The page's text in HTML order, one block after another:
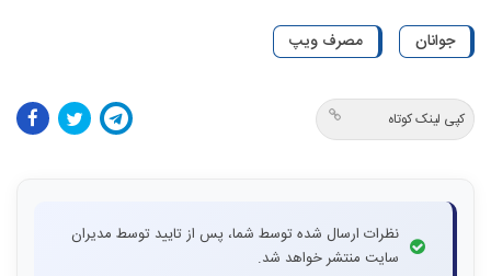
جوانان مصرف ویپ
کپی لینک کوتاه
نظرات ارسال شده توسط شما، پس از تایید توسط مدیران
سایت منتشر خواهد شد.